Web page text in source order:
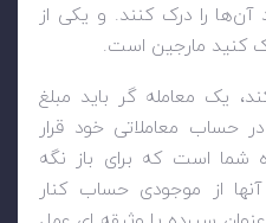
آن‌ها را درک کنند. و یکی از
کنید مارجین است.
یک معامله گر باید مبلغ
حساب معاملاتی خود قرار
است که برای باز نگه
از موجودی حساب کنار